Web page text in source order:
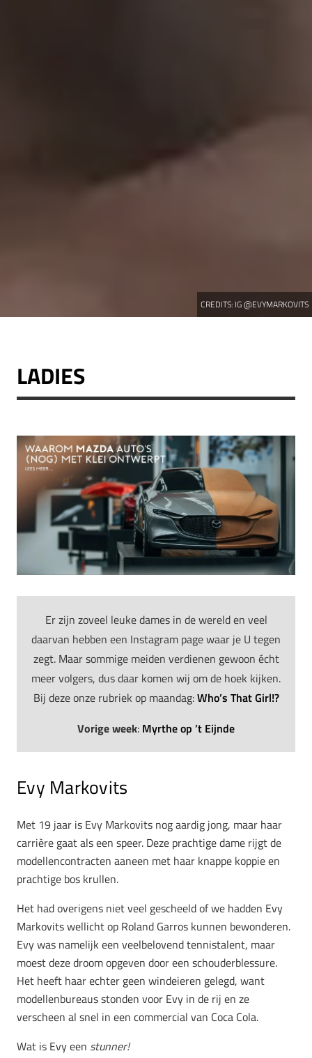
CREDITS: IG @EVYMARKOVITS
LADIES
Er zijn zoveel leuke dames in de wereld en veel
daarvan hebben een Instagram page waar je U tegen
zegt. Maar sommige meiden verdienen gewoon écht
meer volgers, dus daar komen wij om de hoek kijken.
Bij deze onze rubriek op maandag:Who’s That Girl!?
Vorige week: Myrthe op ’t Eijnde
Evy Markovits
Met 19 jaar is Evy Markovits nog aardig jong, maar haar
carrière gaat als een speer. Deze prachtige dame rijgt de
modellencontracten aaneen met haar knappe koppie en
prachtige bos krullen.
Het had overigens niet veel gescheeld of we hadden Evy
Markovits wellicht op Roland Garros kunnen bewonderen.
Evy was namelijk een veelbelovend tennistalent, maar
moest deze droom opgeven door een schouderblessure.
Het heeft haar echter geen windeieren gelegd, want
modellenbureaus stonden voor Evy in de rij en ze
verscheen al snel in een commercial van Coca Cola.
Wat is Evy een stunner!